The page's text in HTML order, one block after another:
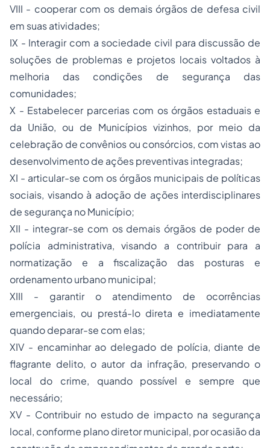
VIII - cooperar com os demais órgãos de defesa civil
em suas atividades;
IX - Interagir com a sociedade civil para discussão de
soluções de problemas e projetos locais voltados à
melhoria das condições de segurança das
comunidades;
X - Estabelecer parcerias com os órgãos estaduais e
da União, ou de Municípios vizinhos, por meio da
celebração de convênios ou consórcios, com vistas ao
desenvolvimento de ações preventivas integradas;
XI - articular-se com os órgãos municipais de políticas
sociais, visando à adoção de ações interdisciplinares
de segurança no Município;
XII - integrar-se com os demais órgãos de poder de
polícia administrativa, visando a contribuir para a
normatização e a fiscalização das posturas e
ordenamento urbano municipal;
XIII - garantir o atendimento de ocorrências
emergenciais, ou prestá-lo direta e imediatamente
quando deparar-se com elas;
XIV - encaminhar ao delegado de polícia, diante de
flagrante delito, o autor da infração, preservando o
local do crime, quando possível e sempre que
necessário;
XV - Contribuir no estudo de impacto na segurança
local, conforme plano diretor municipal, por ocasião da